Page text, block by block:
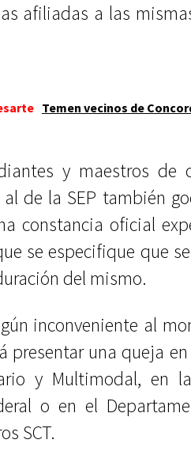
afiliadas a las
Temen vecinos de
y maestros de
de la SEP también
constancia oficial
se especifique que
del mismo.
inconveniente al
presentar una queja
y Multimodal, en
o en el
SCT.